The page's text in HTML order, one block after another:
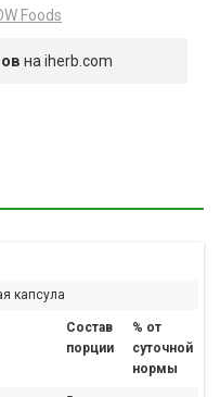
Foods
на iherb.com
капсула
Состав
порции
% от
суточной
нормы